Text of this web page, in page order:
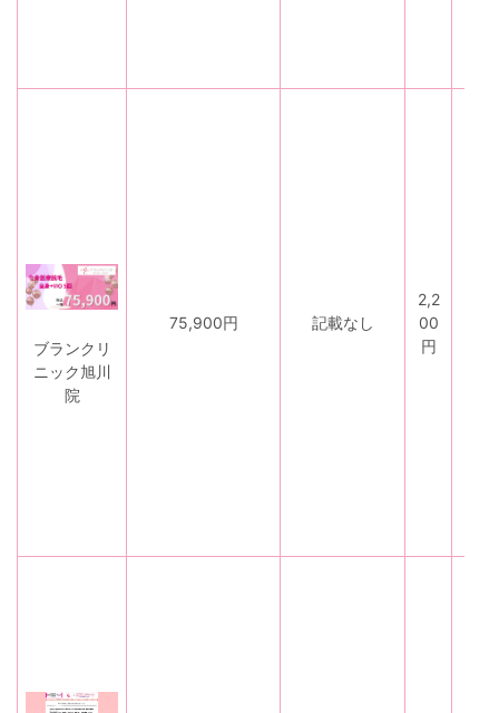
ブランクリ
ニック旭川
院
75,900円 記載なし
2,2
00
円